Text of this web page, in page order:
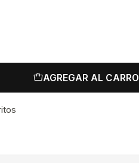
AGREGAR AL CARRO